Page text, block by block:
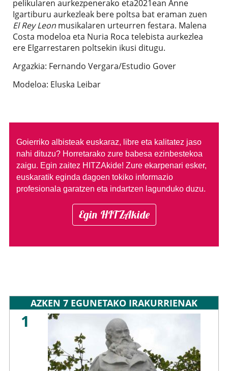
pelikularen aurkezpenerako eta2021ean Anne
Igartiburu aurkezleak bere poltsa bat eraman zuen
El Rey Leonmusikalaren urteurren festara. Malena
Costa modeloa eta Nuria Roca telebista aurkezlea
ere Elgarrestaren poltsekin ikusi ditugu.
Argazkia: Fernando Vergara/Estudio Gover
Modeloa: Eluska Leibar
Goierriko albisteak euskaraz, libre eta kalitatez jaso
nahi dituzu? Horretarako zure babesa ezinbestekoa
zaigu. Egin zaitez HITZAkide! Zure ekarpenari esker,
euskaratik eginda dagoen tokiko informazio
profesionala garatzen eta indartzen lagunduko duzu.
Egin HITZAkide
AZKEN 7 EGUNETAKO IRAKURRIENAK
1